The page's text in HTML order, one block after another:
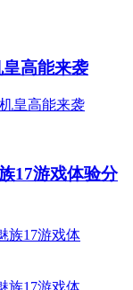
高能来袭
17游戏体验分